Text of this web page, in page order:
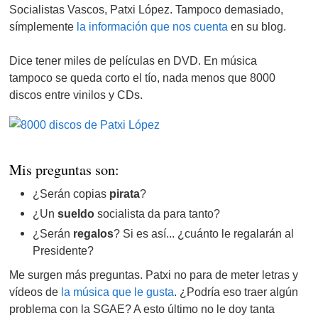
Socialistas Vascos, Patxi López. Tampoco demasiado,
símplemente la información que nos cuenta en su blog.
Dice tener miles de películas en DVD. En música
tampoco se queda corto el tío, nada menos que 8000
discos entre vinilos y CDs.
Mis preguntas son:
¿Serán copias pirata?
¿Un sueldosocialista da para tanto?
¿Serán regalos? Si es así... ¿cuánto le regalarán al
Presidente?
Me surgen más preguntas. Patxi no para de meter letras y
vídeos de la música que le gusta. ¿Podría eso traer algún
problema con la SGAE? A esto último no le doy tanta